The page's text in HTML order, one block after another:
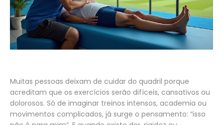
Muitas pessoas deixam de cuidar do quadril porque
acreditam que os exercícios serão difíceis, cansativos ou
dolorosos. Só de imaginar treinos intensos, academia ou
movimentos complicados, já surge o pensamento: “isso